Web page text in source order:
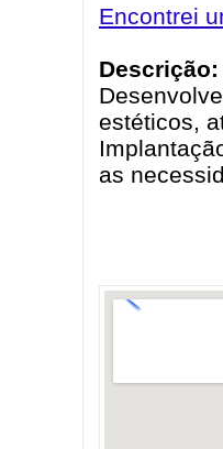
Encontrei
Descrição:
estéticos,
as